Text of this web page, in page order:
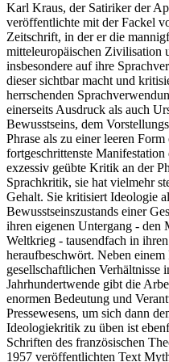
Karl Kraus, der Satiriker der
veröffentlichte mit der Fackel
Zeitschrift, in der er die
mitteleuropäischen Zivilisation
insbesondere auf ihre
dieser sichtbar macht und
herrschenden
einerseits Ausdruck als auch
Bewusstseins, dem
Phrase als zu einer leeren
fortgeschrittenste
exzessiv geübte Kritik an der
Sprachkritik, sie hat vielmehr
Gehalt. Sie kritisiert Ideologie
Bewusstseinszustands einer
ihren eigenen Untergang - den
Weltkrieg - tausendfach in ihren
heraufbeschwört. Neben
gesellschaftlichen
Jahrhundertwende gibt die
enormen Bedeutung und
Pressewesens, um sich dann
Ideologiekritik zu üben ist
Schriften des französischen
1957 veröffentlichten Text